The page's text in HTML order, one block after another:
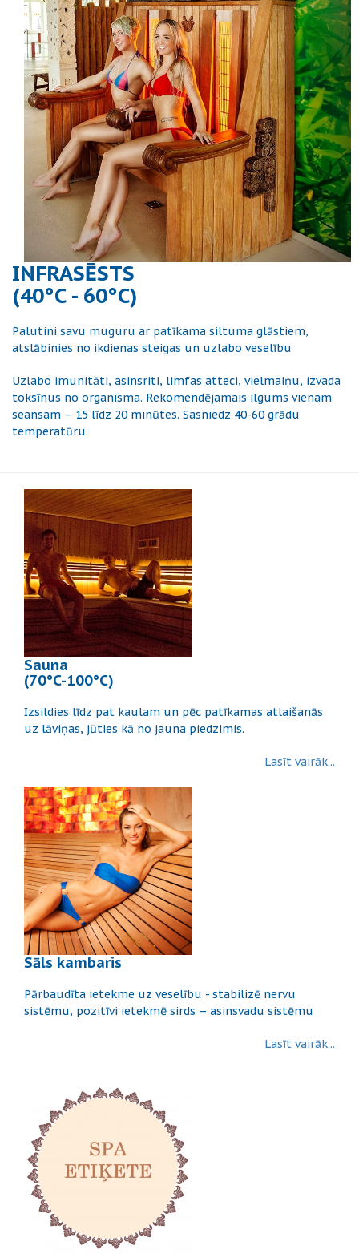
INFRASĒSTS
(40°C - 60°C)
Palutini savu muguru ar patīkama siltuma glāstiem,
atslābinies no ikdienas steigas un uzlabo veselību
Uzlabo imunitāti, asinsriti, limfas atteci, vielmaiņu, izvada
toksīnus no organisma. Rekomendējamais ilgums vienam
seansam – 15 līdz 20 minūtes. Sasniedz 40-60 grādu
temperatūru.
Sauna
(70°C-100°C)
Izsildies līdz pat kaulam un pēc patīkamas atlaišanās
uz lāviņas, jūties kā no jauna piedzimis.
Lasīt vairāk...
Sāls kambaris
Pārbaudīta ietekme uz veselību - stabilizē nervu
sistēmu, pozitīvi ietekmē sirds – asinsvadu sistēmu
Lasīt vairāk...